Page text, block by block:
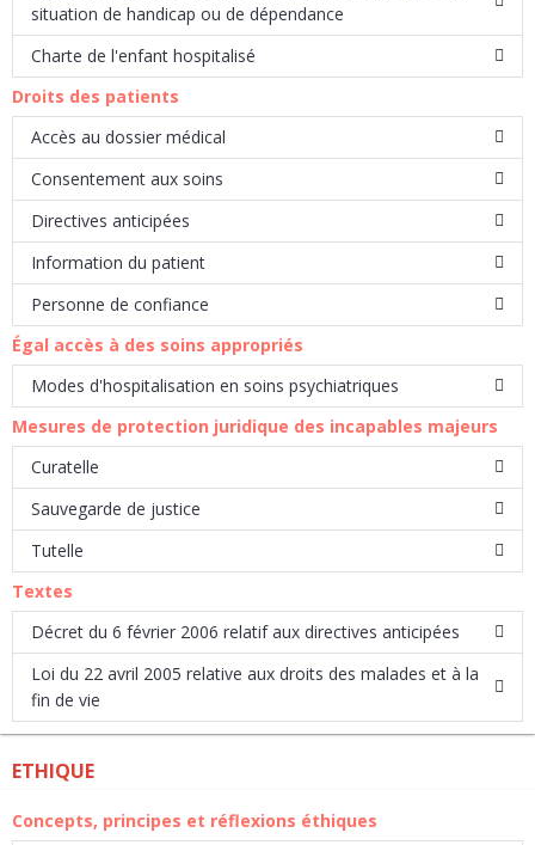
situation de handicap ou de dépendance
Charte de l'enfant hospitalisé
Droits des patients
Accès au dossier médical
Consentement aux soins
Directives anticipées
Information du patient
Personne de confiance
Égal accès à des soins appropriés
Modes d'hospitalisation en soins psychiatriques
Mesures de protection juridique des incapables majeurs
Curatelle
Sauvegarde de justice
Tutelle
Textes
Décret du 6 février 2006 relatif aux directives anticipées
Loi du 22 avril 2005 relative aux droits des malades et à la
fin de vie
ETHIQUE
Concepts, principes et réflexions éthiques